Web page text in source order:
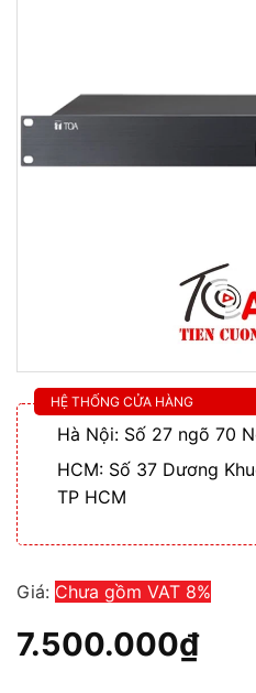
HỆ THỐNG CỬA HÀNG
Hà Nội: Số 27 ngõ 70
HCM: Số 37 Dương
TP HCM
Giá: Chưa gồm VAT 8%
7.500.000₫